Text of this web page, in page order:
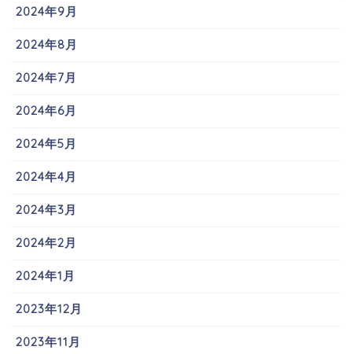
2024年9月
2024年8月
2024年7月
2024年6月
2024年5月
2024年4月
2024年3月
2024年2月
2024年1月
2023年12月
2023年11月